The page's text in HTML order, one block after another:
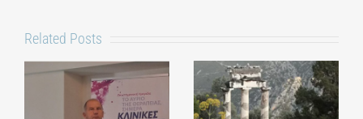
Related Posts